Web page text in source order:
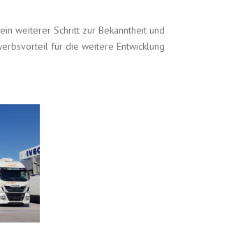
weiterer Schritt zur Bekanntheit und
für die weitere Entwicklung